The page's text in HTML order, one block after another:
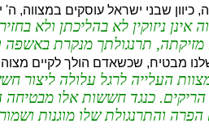
שבני ישראל עוסקים במצווה, ה'
ניזוקין לא בהליכתן ולא
תרנגולתך מנקרת באשפה
מבטיח, שכשאדם הולך לקיים
העלייה לרגל עלולה ליצור
הריקים. כנגד חששות אלו
והתרנגולת שלו מוגנות